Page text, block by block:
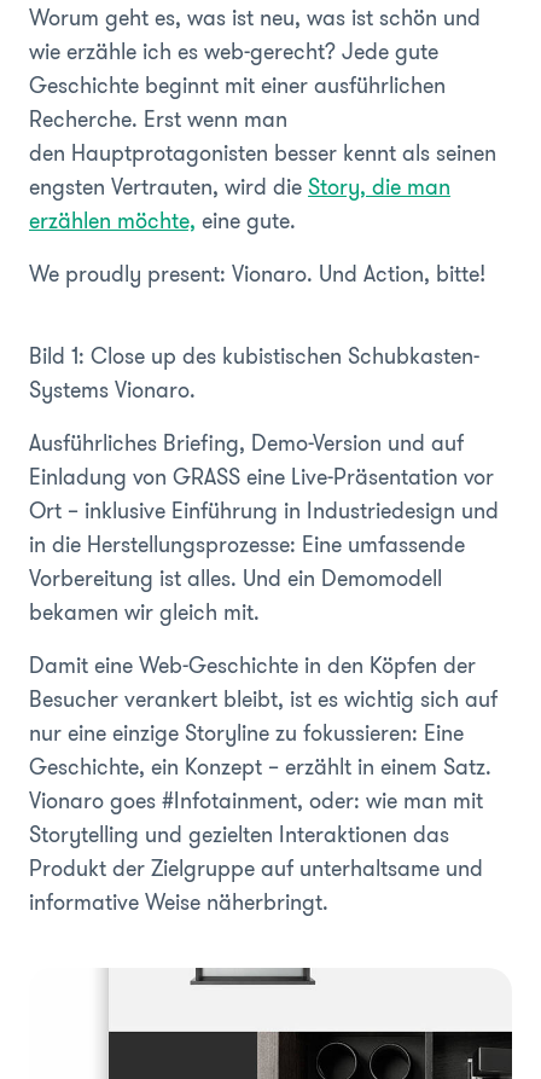
Worum geht es, was ist neu, was ist schön und
wie erzähle ich es web-gerecht? Jede gute
Geschichte beginnt mit einer ausführlichen
Recherche. Erst wenn man
den Hauptprotagonisten besser kennt als seinen
engsten Vertrauten, wird die Story, die man
erzählen möchte, eine gute.
We proudly present: Vionaro. Und Action, bitte!
Bild 1: Close up des kubistischen Schubkasten-
Systems Vionaro.
Ausführliches Briefing, Demo-Version und auf
Einladung von GRASS eine Live-Präsentation vor
Ort – inklusive Einführung in Industriedesign und
in die Herstellungsprozesse: Eine umfassende
Vorbereitung ist alles. Und ein Demomodell
bekamen wir gleich mit.
Damit eine Web-Geschichte in den Köpfen der
Besucher verankert bleibt, ist es wichtig sich auf
nur eine einzige Storyline zu fokussieren: Eine
Geschichte, ein Konzept – erzählt in einem Satz.
Vionaro goes #Infotainment, oder: wie man mit
Storytelling und gezielten Interaktionen das
Produkt der Zielgruppe auf unterhaltsame und
informative Weise näherbringt.